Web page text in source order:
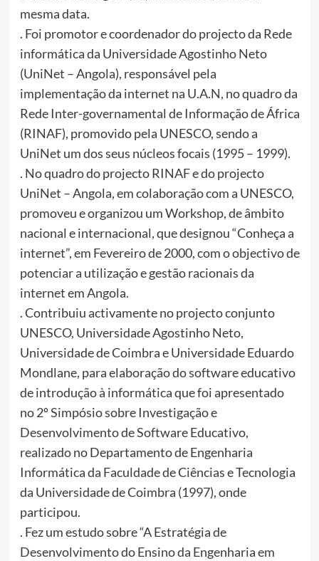
mesma data.
. Foi promotor e coordenador do projecto da Rede
informática da Universidade Agostinho Neto
(UniNet – Angola), responsável pela
implementação da internet na U.A.N, no quadro da
Rede Inter-governamental de Informação de África
(RINAF), promovido pela UNESCO, sendo a
UniNet um dos seus núcleos focais (1995 – 1999).
. No quadro do projecto RINAF e do projecto
UniNet – Angola, em colaboração com a UNESCO,
promoveu e organizou um Workshop, de âmbito
nacional e internacional, que designou “Conheça a
internet”, em Fevereiro de 2000, com o objectivo de
potenciar a utilização e gestão racionais da
internet em Angola.
. Contribuiu activamente no projecto conjunto
UNESCO, Universidade Agostinho Neto,
Universidade de Coimbra e Universidade Eduardo
Mondlane, para elaboração do software educativo
de introdução à informática que foi apresentado
no 2º Simpósio sobre Investigação e
Desenvolvimento de Software Educativo,
realizado no Departamento de Engenharia
Informática da Faculdade de Ciências e Tecnologia
da Universidade de Coimbra (1997), onde
participou.
. Fez um estudo sobre “A Estratégia de
Desenvolvimento do Ensino da Engenharia em